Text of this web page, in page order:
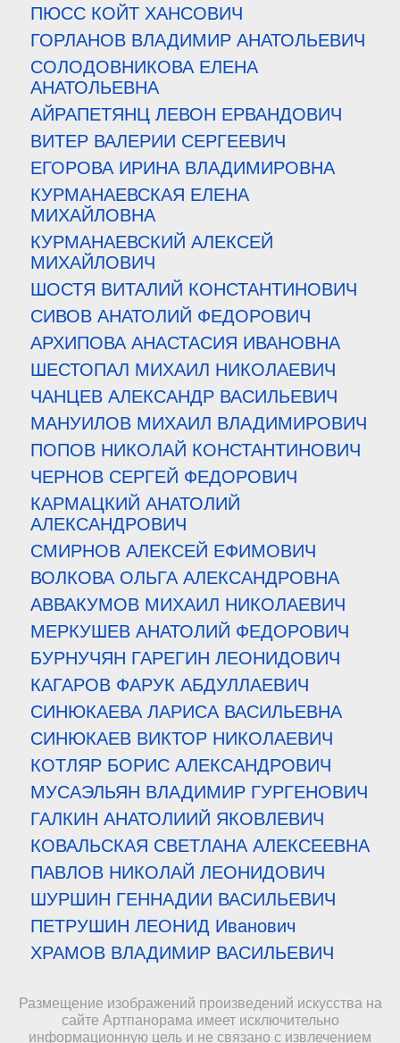
ПЮСС КОЙТ ХАНСОВИЧ
ГОРЛАНОВ ВЛАДИМИР АНАТОЛЬЕВИЧ
СОЛОДОВНИКОВА ЕЛЕНА
АНАТОЛЬЕВНА
АЙРАПЕТЯНЦ ЛЕВОН ЕРВАНДОВИЧ
ВИТЕР ВАЛЕРИИ СЕРГЕЕВИЧ
ЕГОРОВА ИРИНА ВЛАДИМИРОВНА
КУРМАНАЕВСКАЯ ЕЛЕНА
МИХАЙЛОВНА
КУРМАНАЕВСКИЙ АЛЕКСЕЙ
МИХАЙЛОВИЧ
ШОСТЯ ВИТАЛИЙ КОНСТАНТИНОВИЧ
СИВОВ АНАТОЛИЙ ФЕДОРОВИЧ
АРХИПОВА АНАСТАСИЯ ИВАНОВНА
ШЕСТОПАЛ МИХАИЛ НИКОЛАЕВИЧ
ЧАНЦЕВ АЛЕКСАНДР ВАСИЛЬЕВИЧ
МАНУИЛОВ МИХАИЛ ВЛАДИМИРОВИЧ
ПОПОВ НИКОЛАЙ КОНСТАНТИНОВИЧ
ЧЕРНОВ СЕРГЕЙ ФЕДОРОВИЧ
КАРМАЦКИЙ АНАТОЛИЙ
АЛЕКСАНДРОВИЧ
СМИРНОВ АЛЕКСЕЙ ЕФИМОВИЧ
ВОЛКОВА ОЛЬГА АЛЕКСАНДРОВНА
АВВАКУМОВ МИХАИЛ НИКОЛАЕВИЧ
МЕРКУШЕВ АНАТОЛИЙ ФЕДОРОВИЧ
БУРНУЧЯН ГАРЕГИН ЛЕОНИДОВИЧ
КАГАРОВ ФАРУК АБДУЛЛАЕВИЧ
СИНЮКАЕВА ЛАРИСА ВАСИЛЬЕВНА
СИНЮКАЕВ ВИКТОР НИКОЛАЕВИЧ
КОТЛЯР БОРИС АЛЕКСАНДРОВИЧ
МУСАЭЛЬЯН ВЛАДИМИР ГУРГЕНОВИЧ
ГАЛКИН АНАТОЛИИЙ ЯКОВЛЕВИЧ
КОВАЛЬСКАЯ СВЕТЛАНА АЛЕКСЕЕВНА
ПАВЛОВ НИКОЛАЙ ЛЕОНИДОВИЧ
ШУРШИН ГЕННАДИИ ВАСИЛЬЕВИЧ
ПЕТРУШИН ЛЕОНИД Иванович
ХРАМОВ ВЛАДИМИР ВАСИЛЬЕВИЧ
Размещение изображений произведений искусства на
сайте Артпанорама имеет исключительно
информационную цель и не связано с извлечением